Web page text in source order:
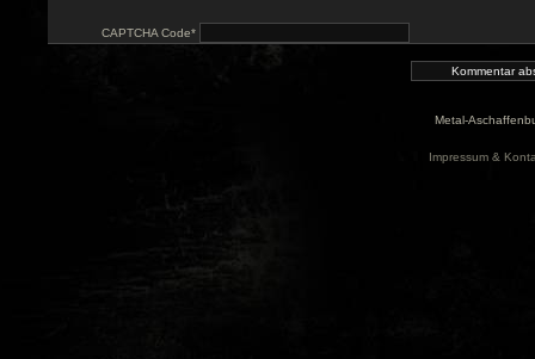
CAPTCHA Code*
Metal-
Impressum &